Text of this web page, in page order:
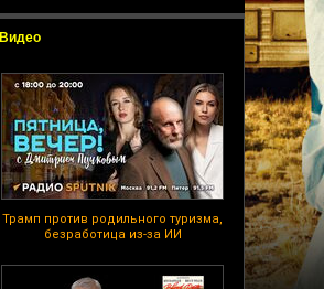
Видео
Трамп против родильного туризма,
безработица из-за ИИ